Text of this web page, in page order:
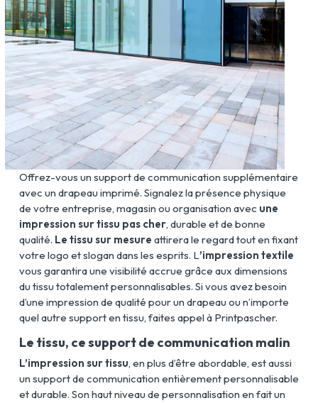
Offrez-vous un support de communication supplémentaire
avec un drapeau imprimé. Signalez la présence physique
de votre entreprise, magasin ou organisation avec une
impression sur tissu pas cher, durable et de bonne
qualité. Le tissu sur mesure attirera le regard tout en fixant
votre logo et slogan dans les esprits. L’impression textile
vous garantira une visibilité accrue grâce aux dimensions
du tissu totalement personnalisables. Si vous avez besoin
d’une impression de qualité pour un drapeau ou n’importe
quel autre support en tissu, faites appel à Printpascher.
Le tissu, ce support de communication malin
L’impression sur tissu, en plus d’être abordable, est aussi
un support de communication entièrement personnalisable
et durable. Son haut niveau de personnalisation en fait un